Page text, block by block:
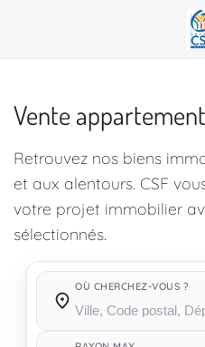
Vente
Retrouvez nos biens
et aux alentours. CSF
votre projet immobilier
sélectionnés.
OÙ CHERCHEZ-VOUS ?